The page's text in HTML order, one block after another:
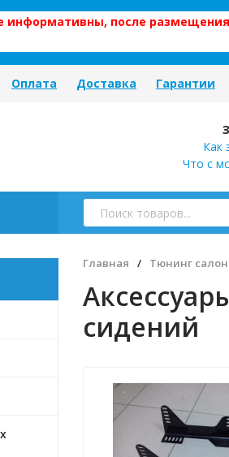
информативны, после
Оплата Доставка Гарантии
Как
Что с
Главная / Тюнинг
сидений